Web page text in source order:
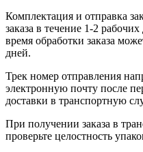
Комплектация и отправка
заказа в течение 1-2
время обработки заказа
дней.
Трек номер отправления
электронную почту после
доставки в транспортную
При получении заказа в
проверьте целостность